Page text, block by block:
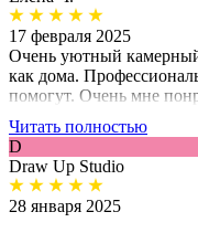
17 февраля 2025
Очень уютный камерный
как дома.
помогут. Очень мне
Читать полностью
D
Draw Up Studio
28 января 2025